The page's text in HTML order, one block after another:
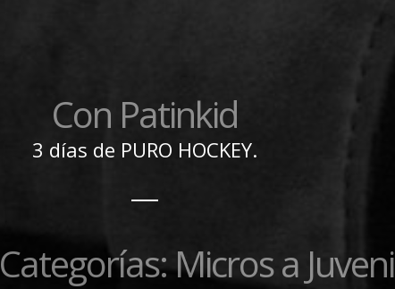
Con Patinkid
3 días de PURO HOCKEY.
Categorías: Micros a